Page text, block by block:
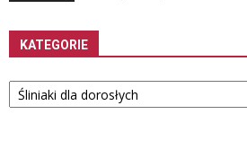
KATEGORIE
Kategorie